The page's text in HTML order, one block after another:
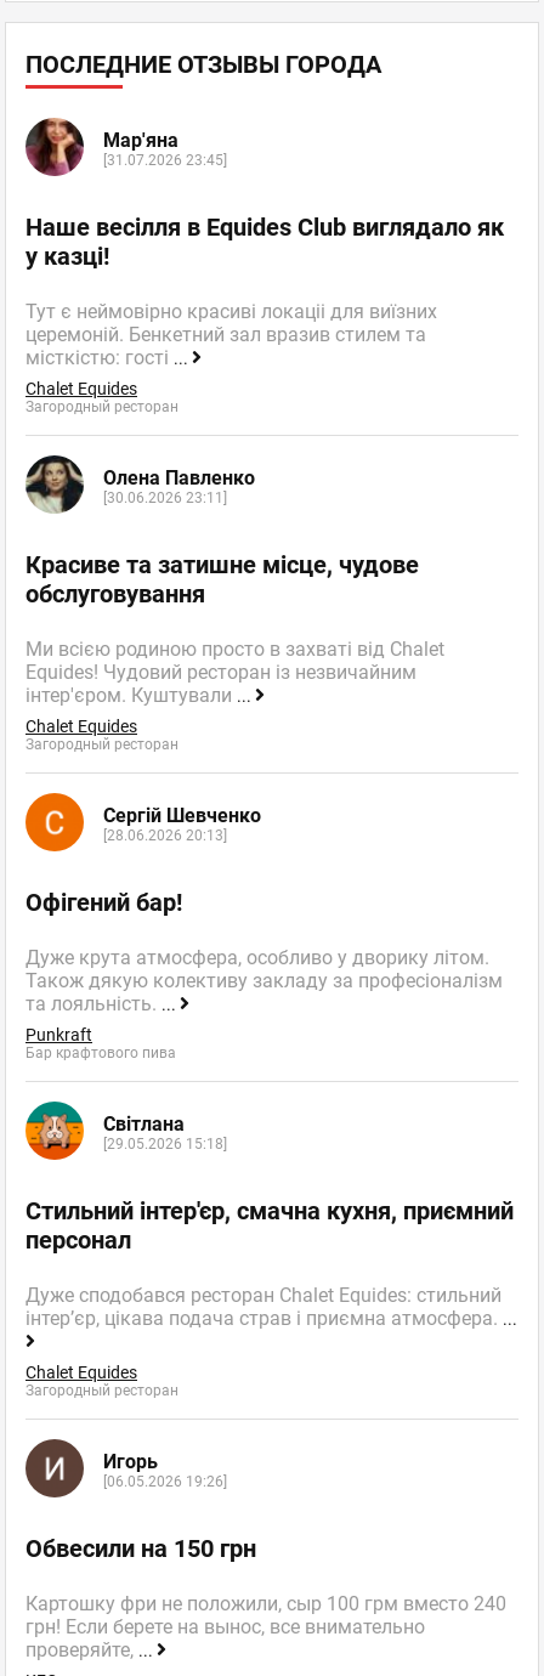
ПОСЛЕДНИЕ ОТЗЫВЫ ГОРОДА
Мар'яна
[31.07.2026 23:45]
Наше весілля в Equides Club виглядало як
у казці!
Тут є неймовірно красиві локаціі для виїзних
церемоній. Бенкетний зал вразив стилем та
місткістю: гості ...
Chalet Equides
Загородный ресторан
Олена Павленко
[30.06.2026 23:11]
Красиве та затишне місце, чудове
обслуговування
Ми всією родиною просто в захваті від Chalet
Equides! Чудовий ресторан із незвичайним
інтер'єром. Куштували ...
Chalet Equides
Загородный ресторан
Сергій Шевченко
[28.06.2026 20:13]
Офігений бар!
Дуже крута атмосфера, особливо у дворику літом.
Також дякую колективу закладу за професіоналізм
та лояльність. ...
Punkraft
Бар крафтового пива
Світлана
[29.05.2026 15:18]
Стильний інтер'єр, смачна кухня, приємний
персонал
Дуже сподобався ресторан Chalet Equides: стильний
інтер’єр, цікава подача страв і приємна атмосфера. ...
Chalet Equides
Загородный ресторан
Игорь
[06.05.2026 19:26]
Обвесили на 150 грн
Картошку фри не положили, сыр 100 грм вместо 240
грн! Если берете на вынос, все внимательно
проверяйте, ...